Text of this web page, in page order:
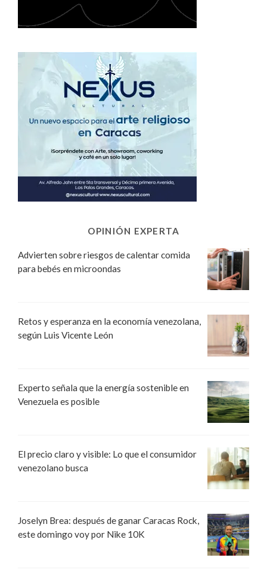
OPINIÓN EXPERTA
Advierten sobre riesgos de calentar comida
para bebés en microondas
Retos y esperanza en la economía venezolana,
según Luis Vicente León
Experto señala que la energía sostenible en
Venezuela es posible
El precio claro y visible: Lo que el consumidor
venezolano busca
Joselyn Brea: después de ganar Caracas Rock,
este domingo voy por Nike 10K